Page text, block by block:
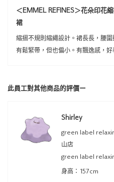
＜EMMEL REFINES＞花朵印花
裙
縮摺不規則縮繩設計。裙長長，腰圍
有鬆緊帶，但也偏小。有飄逸感，好
此員工對其他商品的評價ー
Shirley
green label
山店
green label
身高：157cm